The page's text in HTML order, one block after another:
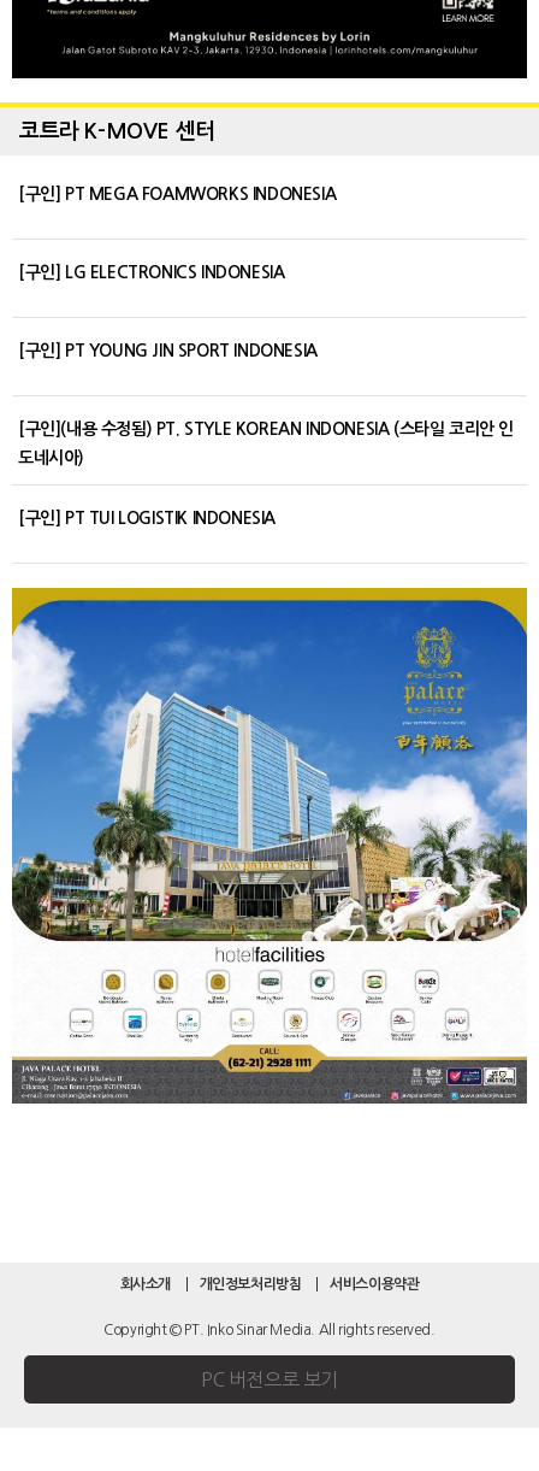
코트라 K-MOVE 센터
[구인] PT MEGA FOAMWORKS INDONESIA
[구인] LG ELECTRONICS INDONESIA
[구인] PT YOUNG JIN SPORT INDONESIA
[구인](내용 수정됨) PT. STYLE KOREAN INDONESIA (스타일 코리안 인
도네시아)
[구인] PT TUI LOGISTIK INDONESIA
회사소개 개인정보처리방침 서비스이용약관
Copyright © PT. Inko Sinar Media. All rights reserved.
PC 버전으로 보기